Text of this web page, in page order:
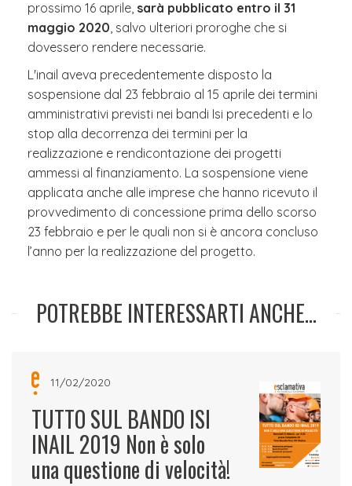
prossimo 16 aprile, sarà pubblicato entro il 31
maggio 2020, salvo ulteriori proroghe che si
dovessero rendere necessarie.
L'inail aveva precedentemente disposto la
sospensione dal 23 febbraio al 15 aprile dei termini
amministrativi previsti nei bandi Isi precedenti e lo
stop alla decorrenza dei termini per la
realizzazione e rendicontazione dei progetti
ammessi al finanziamento. La sospensione viene
applicata anche alle imprese che hanno ricevuto il
provvedimento di concessione prima dello scorso
23 febbraio e per le quali non si è ancora concluso
l’anno per la realizzazione del progetto.
POTREBBE INTERESSARTI ANCHE...
11/02/2020
TUTTO SUL BANDO ISI
INAIL 2019 Non è solo
una questione di velocità!